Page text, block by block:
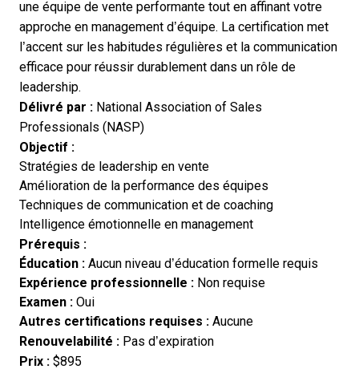
une équipe de vente performante tout en affinant votre
approche en management d’équipe. La certification met
l’accent sur les habitudes régulières et la communication
efficace pour réussir durablement dans un rôle de
leadership.
Délivré par : National Association of Sales
Professionals (NASP)
Objectif :
Stratégies de leadership en vente
Amélioration de la performance des équipes
Techniques de communication et de coaching
Intelligence émotionnelle en management
Prérequis :
Éducation : Aucun niveau d’éducation formelle requis
Expérience professionnelle : Non requise
Examen : Oui
Autres certifications requises : Aucune
Renouvelabilité : Pas d’expiration
Prix : $895